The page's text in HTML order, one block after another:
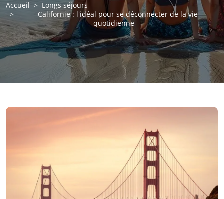
Accueil
Longs séjours
Californie : l'idéal pour se déconnecter de la vie
quotidienne